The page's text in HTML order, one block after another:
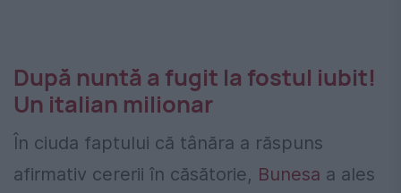
După nuntă a fugit la fostul iubit!
Un italian milionar
În ciuda faptului că tânăra a răspuns
afirmativ cererii în căsătorie, Bunesa a ales